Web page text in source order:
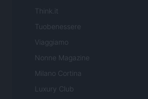
Think.it
Tuobenessere
Viaggiamo
Nonne Magazine
Milano Cortina
Luxury Club